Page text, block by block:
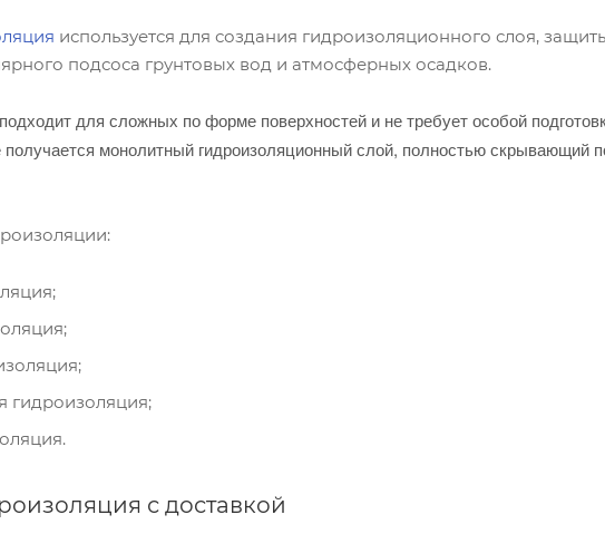
используется для создания гидроизоляционного слоя,
подсоса грунтовых вод и атмосферных осадков.
подходит для сложных по форме поверхностей и не требует особой
монолитный гидроизоляционный слой, полностью скрывающий
гидроизоляция;
с доставкой